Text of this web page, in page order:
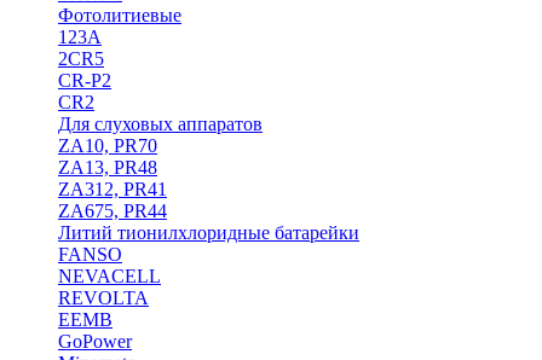
Фотолитиевые
123A
2CR5
CR-P2
CR2
Для слуховых аппаратов
ZA10, PR70
ZA13, PR48
ZA312, PR41
ZA675, PR44
Литий тионилхлоридные батарейки
FANSO
NEVACELL
REVOLTA
EEMB
GoPower